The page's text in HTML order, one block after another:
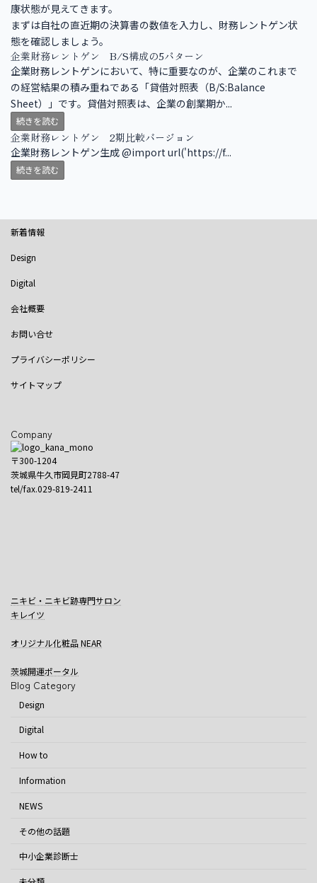
康状態が見えてきます。
まずは自社の直近期の決算書の数値を入力し、財務レントゲン状
態を確認しましょう。
企業財務レントゲン B/S構成の5パターン
企業財務レントゲンにおいて、特に重要なのが、企業のこれまで
の経営結果の積み重ねである「貸借対照表（B/S:Balance
Sheet）」です。貸借対照表は、企業の創業期か...
続きを読む
企業財務レントゲン 2期比較バージョン
企業財務レントゲン生成 @import url('https://f...
続きを読む
新着情報
Design
Digital
会社概要
お問い合せ
プライバシーポリシー
サイトマップ
Company
〒300-1204
茨城県牛久市岡見町2788-47
tel/fax.029-819-2411
ニキビ・ニキビ跡専門サロン
キレイツ
オリジナル化粧品 NEAR
茨城開運ポータル
Blog Category
Design
Digital
How to
Information
NEWS
その他の話題
中小企業診断士